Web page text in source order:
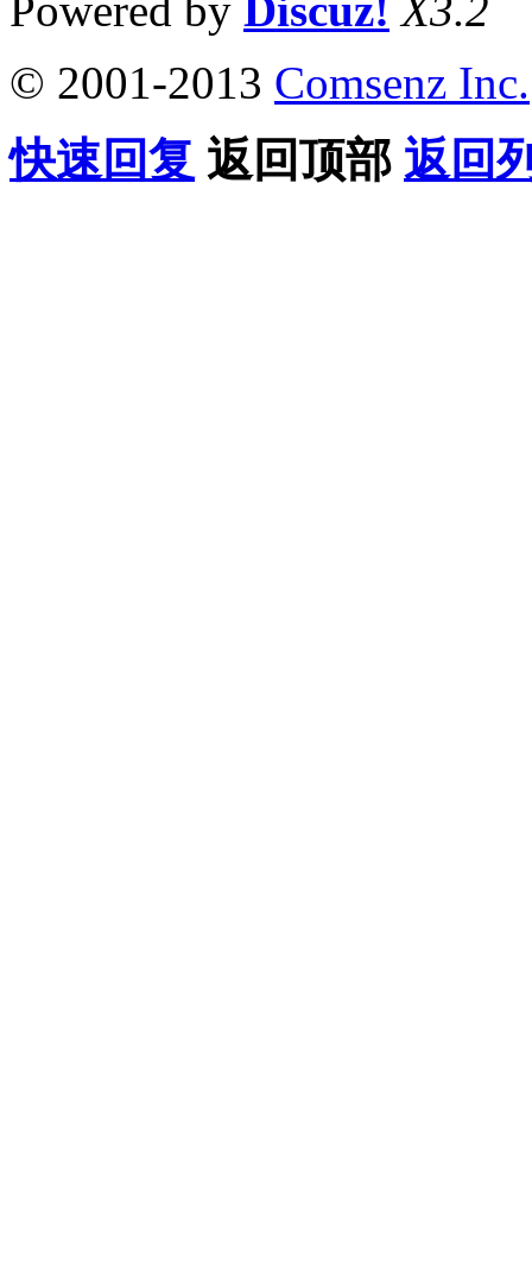
© 2001-2013 Comsenz Inc.
快速回复 返回顶部 返回